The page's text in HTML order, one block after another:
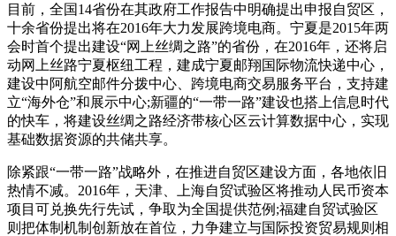
目前，全国14省份在其政府工作报告中明确提出申报自贸区，
十余省份提出将在2016年大力发展跨境电商。宁夏是2015年两
会时首个提出建设“网上丝绸之路”的省份，在2016年，还将启
动网上丝路宁夏枢纽工程，建成宁夏邮翔国际物流快递中心，
建设中阿航空邮件分拨中心、跨境电商交易服务平台，支持建
立“海外仓”和展示中心;新疆的“一带一路”建设也搭上信息时代
的快车，将建设丝绸之路经济带核心区云计算数据中心，实现
基础数据资源的共储共享。
除紧跟“一带一路”战略外，在推进自贸区建设方面，各地依旧
热情不减。2016年，天津、上海自贸试验区将推动人民币资本
项目可兑换先行先试，争取为全国提供范例;福建自贸试验区
则把体制机制创新放在首位，力争建立与国际投资贸易规则相